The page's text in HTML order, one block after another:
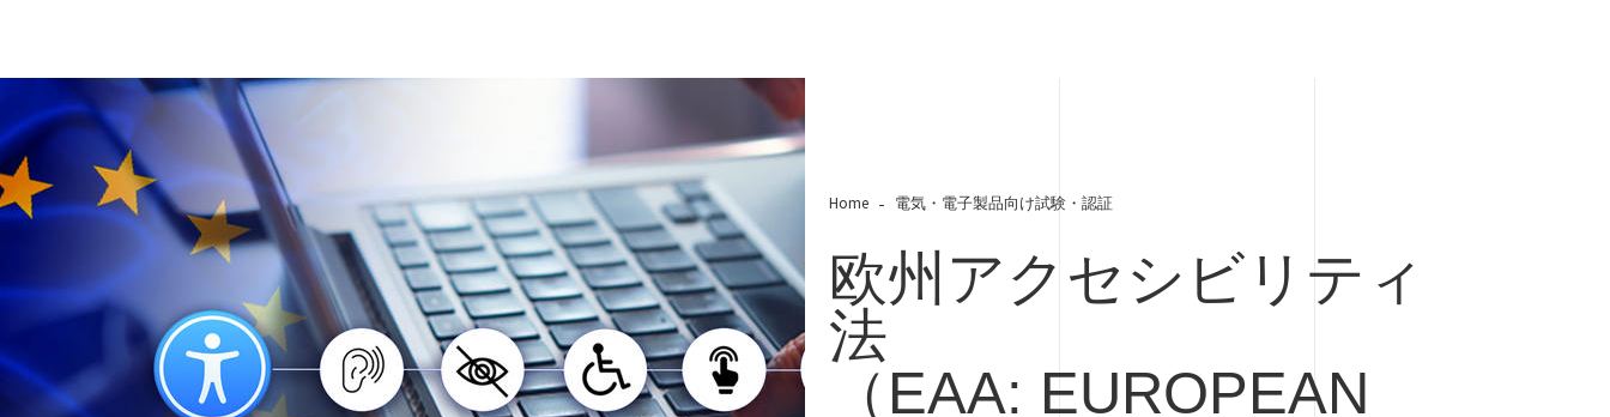
european-accessibility-act_cover.jpg
Home 電気・電子製品向け試験・認証
欧州アクセシビリティ
法
（EAA: EUROPEAN